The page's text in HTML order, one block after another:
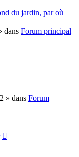
du jardin, par où
dans Forum principal
» dans Forum